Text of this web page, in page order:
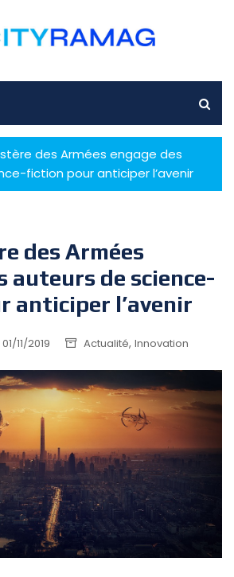
des Armées engage des
fiction pour anticiper l’avenir
des Armées
auteurs de science-
anticiper l’avenir
01/11/2019 Actualité, Innovation